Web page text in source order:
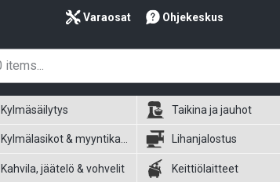
Varaosat Ohjekeskus
Kylmäsäilytys Taikina ja jauhot
Lihanjalostus
Kahvila, jäätelö & vohvelit Keittiölaitteet